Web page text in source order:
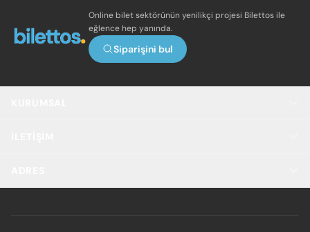
Online bilet sektörünün yenilikçi projesi Bilettos ile
eğlence hep yanında.
Siparişini bul